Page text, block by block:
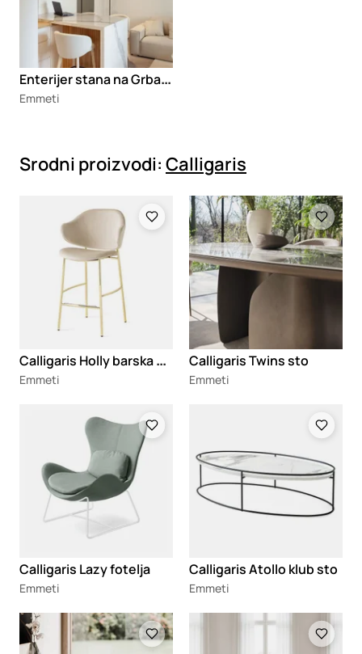
E
nterijer stana na Grbavici
Emmeti
Srodni proizvodi: Calligaris
C
alligaris Holly barska stolica
Emmeti
Loading
Calligaris Twins sto
Emmeti
Calligaris Lazy fotelja
Emmeti
Calligaris Atollo klub sto
Emmeti
Loading